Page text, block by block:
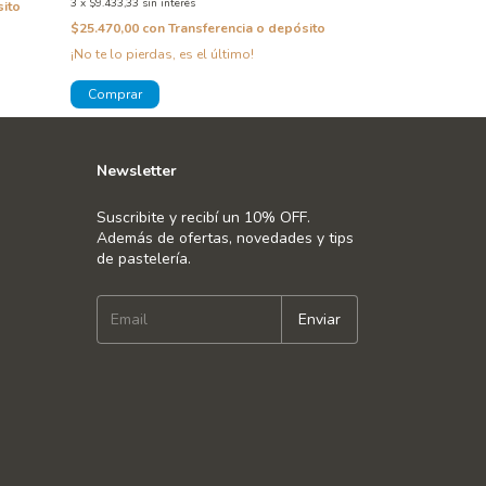
3 x $9.433,33 sin interés
$25.470,00 conTransferencia o depósito
¡No te lo pierdas, es el último!
Newsletter
Suscribite y recibí un 10% OFF.
Además de ofertas, novedades y tips
de pastelería.